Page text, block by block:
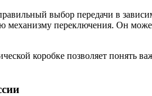
выбор передачи в
переключения. Он
коробке позволяет понять